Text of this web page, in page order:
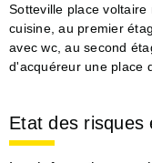
Sotteville place
cuisine, au premier
avec wc, au second
d'acquéreur une place
Etat des risques